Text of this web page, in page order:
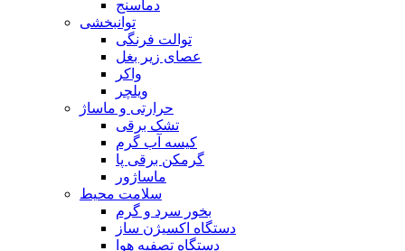
دماسنج
توانبخشی
توالت فرنگی
عصای زیر بغل
واکر
ویلچر
حرارتی و ماساژ
تشک برقی
کیسه آب گرم
گرمکن برقی پا
ماساژور
سلامت محیط
بخور سرد و گرم
دستگاه اکسیژن ساز
دستگاه تصفیه هوا